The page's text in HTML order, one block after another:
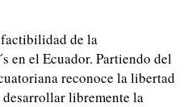
de la
en el Ecuador. Partiendo del
reconoce la libertad
libremente la